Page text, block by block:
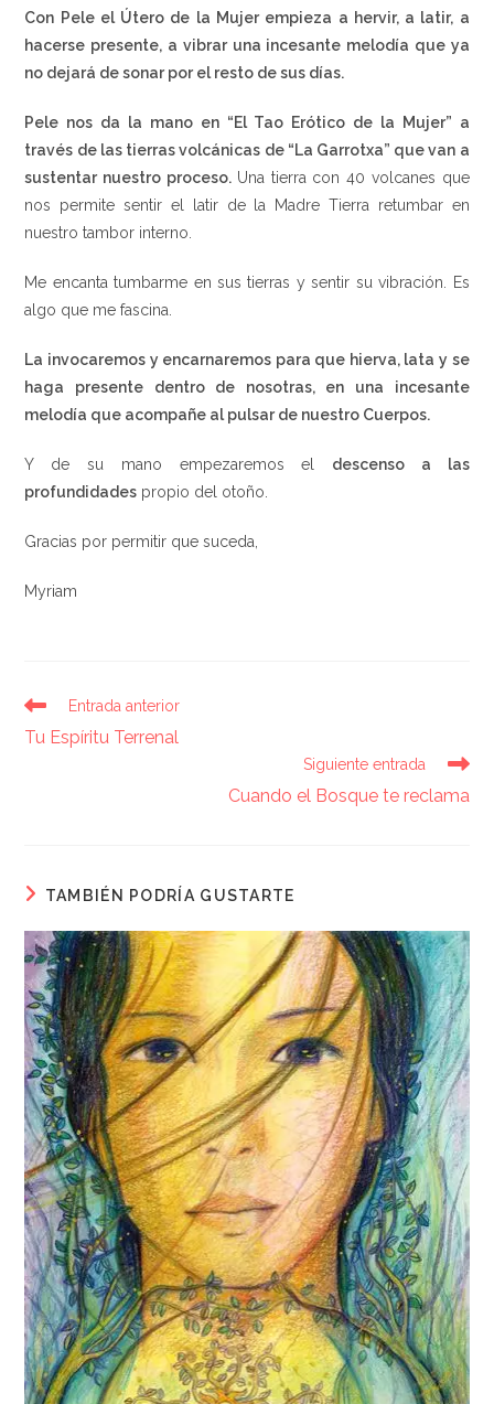
Con Pele el Útero de la Mujer empieza a hervir, a latir, a
hacerse presente, a vibrar una incesante melodía que ya
no dejará de sonar por el resto de sus días.
Pele nos da la mano en “El Tao Erótico de la Mujer” a
través de las tierras volcánicas de “La Garrotxa” que van a
sustentar nuestro proceso. Una tierra con 40 volcanes que
nos permite sentir el latir de la Madre Tierra retumbar en
nuestro tambor interno.
Me encanta tumbarme en sus tierras y sentir su vibración. Es
algo que me fascina.
La invocaremos y encarnaremos para que hierva, lata y se
haga presente dentro de nosotras, en una incesante
melodía que acompañe al pulsar de nuestro Cuerpos.
Y de su mano empezaremos el descenso a las
profundidades propio del otoño.
Gracias por permitir que suceda,
Myriam
Entrada anterior
Tu Espíritu Terrenal
Siguiente entrada
Cuando el Bosque te reclama
TAMBIÉN PODRÍA GUSTARTE